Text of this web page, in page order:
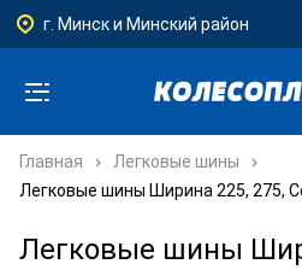
г. Минск и Минский район
Главная
Легковые шины
Легковые шины Ширина 225, 275,
Легковые шины